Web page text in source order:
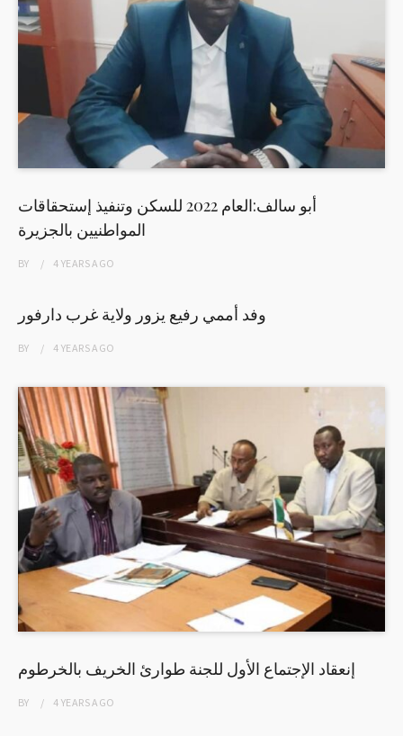
أبو سالف:العام 2022 للسكن وتنفيذ إستحقاقات
المواطنيين بالجزيرة
BY 4 YEARSAGO
وفد أممي رفيع يزور ولاية غرب دارفور
BY 4 YEARSAGO
إنعقاد الإجتماع الأول للجنة طوارئ الخريف بالخرطوم
BY 4 YEARSAGO